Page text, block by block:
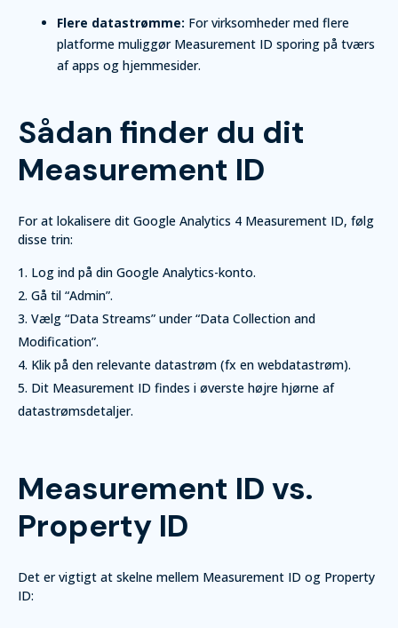
Flere datastrømme: For virksomheder med flere
platforme muliggør Measurement ID sporing på tværs
af apps og hjemmesider.
Sådan finder du dit
Measurement ID
For at lokalisere dit Google Analytics 4 Measurement ID, følg
disse trin:
Log ind på din Google Analytics-konto.
Gå til “Admin”.
Vælg “Data Streams” under “Data Collection and
Modification”.
Klik på den relevante datastrøm (fx en webdatastrøm).
Dit Measurement ID findes i øverste højre hjørne af
datastrømsdetaljer.
Measurement ID vs.
Property ID
Det er vigtigt at skelne mellem Measurement ID og Property
ID: